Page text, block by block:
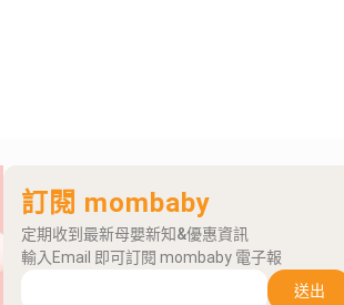
訂閱 mombaby
定期收到最新母嬰新知&優惠資訊
輸入Email 即可訂閱 mombaby 電子報
送出